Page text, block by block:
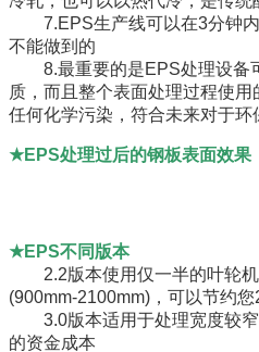
7.EPS生产线可以在3分钟内
不能做到的
8.最重要的是EPS处理设备
质，而且整个表面处理过程使
任何化学污染，符合未来对于
★EPS处理过后的钢板表面效果
★EPS不同版本
2.2版本使用仅一半的叶轮机
(900mm-2100mm)，可以节约
3.0版本适用于处理宽度较窄
的资金成本